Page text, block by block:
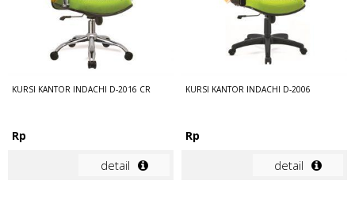
KURSI KANTOR INDACHI D-2016 CR
Rp
detail
KURSI KANTOR INDACHI D-2006
Rp
detail